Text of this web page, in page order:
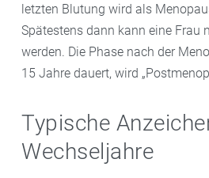
letzten Blutung wird als
Spätestens dann kann eine Frau
werden. Die Phase nach der
15 Jahre dauert, wird
Typische
Wechseljahre